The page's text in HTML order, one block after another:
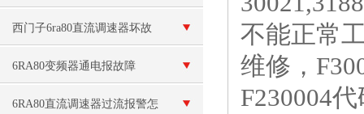
西门子6ra80直流调速器坏故
障维修
6RA80变频器通电报故障
F60100
6RA80直流调速器过流报警怎
不能正常
维修，
F230004